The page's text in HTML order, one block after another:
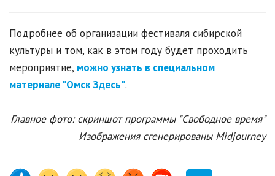
Подробнее об организации фестиваля сибирской
культуры и том, как в этом году будет проходить
мероприятие, можно узнать в специальном
материале "Омск Здесь".
Главное фото: скриншот программы "Свободное время"
Изображения сгенерированы Midjourney